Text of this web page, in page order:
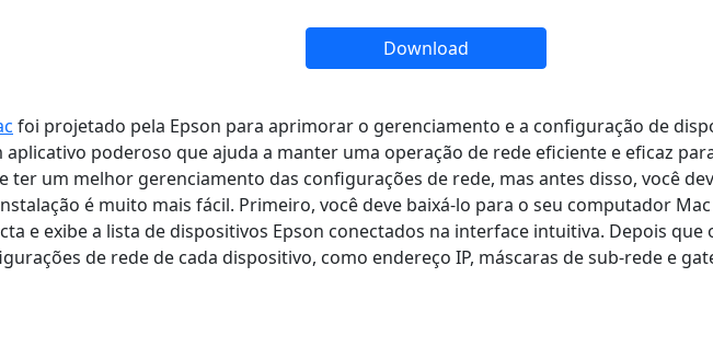
Download
foi projetado pela Epson para aprimorar o gerenciamento e a configuração de
aplicativo poderoso que ajuda a manter uma operação de rede eficiente e eficaz
ter um melhor gerenciamento das configurações de rede, mas antes disso, você
é muito mais fácil. Primeiro, você deve baixá-lo para o seu computador
e exibe a lista de dispositivos Epson conectados na interface intuitiva. Depois
de rede de cada dispositivo, como endereço IP, máscaras de sub-rede e